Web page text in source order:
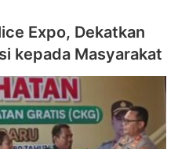
Expo, Dekatkan
kepada Masyarakat